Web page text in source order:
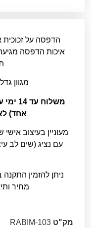
מגוון
אחד)
מעוניין בעיצוב
עם נציג (שים לב
ניתן להזמין
מחיר
מק"טRABIM-103